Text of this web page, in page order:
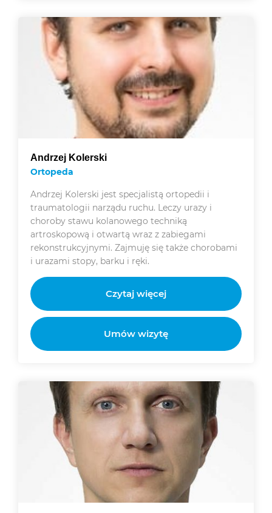
Andrzej Kolerski
Ortopeda
Andrzej Kolerski jest specjalistą ortopedii i
traumatologii narządu ruchu. Leczy urazy i
choroby stawu kolanowego techniką
artroskopową i otwartą wraz z zabiegami
rekonstrukcyjnymi. Zajmuję się także chorobami
i urazami stopy, barku i ręki.
Czytaj więcej
Umów wizytę